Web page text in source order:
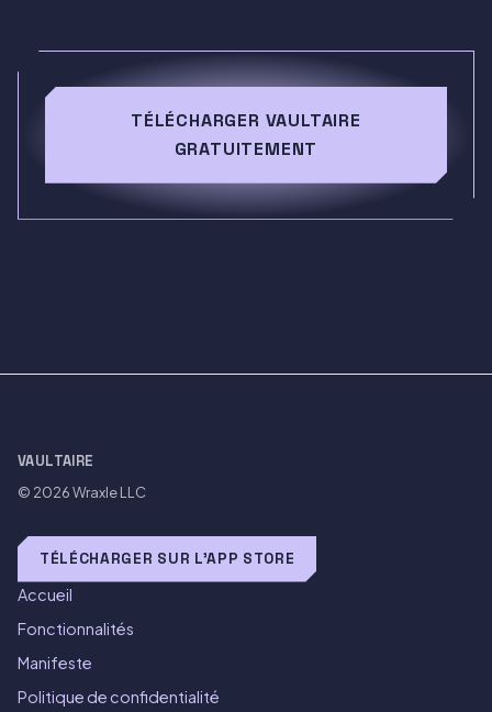
TÉLÉCHARGER VAULTAIRE
GRATUITEMENT
VAULTAIRE
© 2026Wraxle LLC
TÉLÉCHARGER SUR L'APP STORE
Accueil
Fonctionnalités
Manifeste
Politique de confidentialité